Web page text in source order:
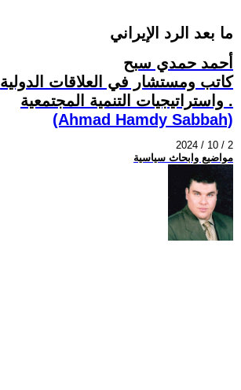
ما بعد الرد الإيراني
أحمد حمدي سبح
كاتب ومستشار في العلاقات الدولية
واستراتيجيات التنمية المجتمعية .
(Ahmad Hamdy Sabbah)
2024 / 10 / 2
مواضيع وابحاث سياسية